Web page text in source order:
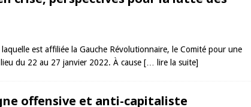
est affiliée la Gauche Révolutionnaire, le Comité pour une
du 22 au 27 janvier 2022. À cause [… lire la suite]
offensive et anti-capitaliste